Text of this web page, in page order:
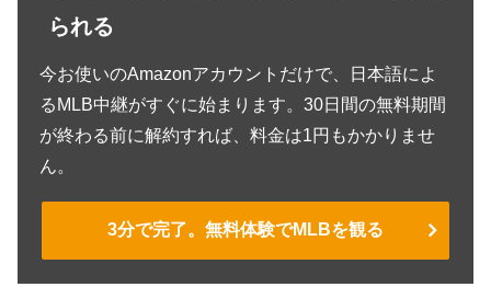
られる
今お使いのAmazonアカウントだけで、日本語によ
るMLB中継がすぐに始まります。30日間の無料期間
が終わる前に解約すれば、料金は1円もかかりませ
ん。
3分で完了。無料体験でMLBを観る